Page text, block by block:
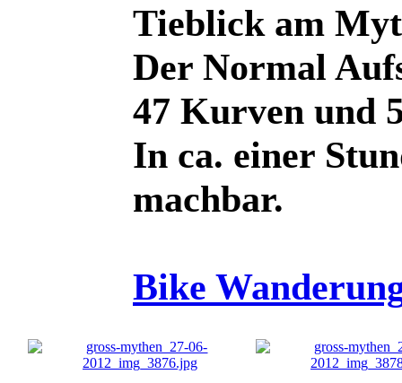
Tieblick am
Der Normal
47 Kurven und
In ca. einer
machbar.
Bike